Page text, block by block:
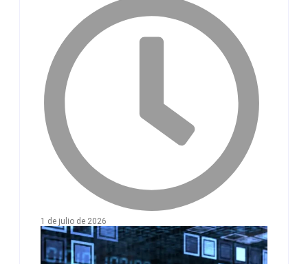
1 de julio de 2026